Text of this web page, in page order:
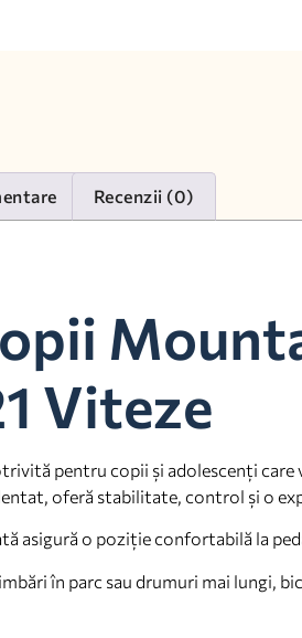
Recenzii (0)
Viteze
pentru copii și adolescenți
oferă stabilitate, control și o
asigură o poziție confortabilă la
în parc sau drumuri mai lungi,